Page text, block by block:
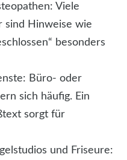
Viele
sind Hinweise wie
besonders
Büro- oder
sich häufig. Ein
sorgt für
und Friseure: